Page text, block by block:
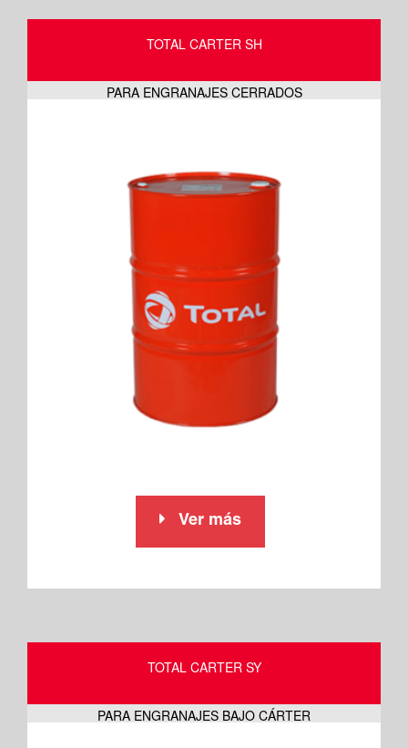
TOTAL CARTER SH
PARA ENGRANAJES CERRADOS
Ver más
TOTAL CARTER SY
PARA ENGRANAJES BAJO CÁRTER